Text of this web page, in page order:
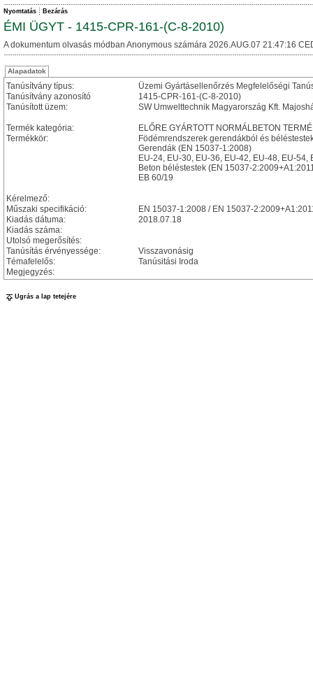
Nyomtatás Bezárás
ÉMI ÜGYT - 1415-CPR-161-(C-8-2010)
A dokumentum olvasás módban Anonymous számára 2026.AUG.07 21:47:16
Alapadatok
Tanúsítvány típus:
Üzemi Gyártásellenőrzés Megfelelőségi
Tanúsítvány azonosító
1415-CPR-161-(C-8-2010)
Tanúsított üzem:
SW Umwelttechnik Magyarország Kft.
Termék kategória:
ELŐRE GYÁRTOTT NORMÁLBETON
Termékkör:
Födémrendszerek gerendákból és
Gerendák (EN 15037-1:2008)
EU-24, EU-30, EU-36, EU-42, EU-48, EU-54,
Beton béléstestek (EN 15037-
EB 60/19
Kérelmező:
Műszaki specifikáció:
EN 15037-1:2008 / EN 15037-
Kiadás dátuma:
2018.07.18
Kiadás száma:
Utolsó megerősítés:
Tanúsítás érvényessége:
Visszavonásig
Témafelelős:
Tanúsitási Iroda
Megjegyzés:
Ugrás a lap tetejére